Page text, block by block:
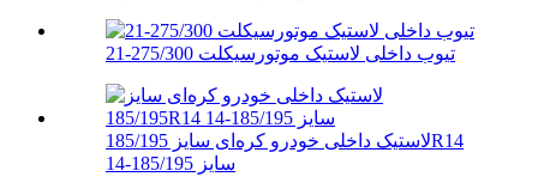
تیوب داخلی لاستیک موتورسیکلت 275/300-21
لاستیک داخلی خودرو کره‌ای سایز 185/195R14
سایز 185/195-14